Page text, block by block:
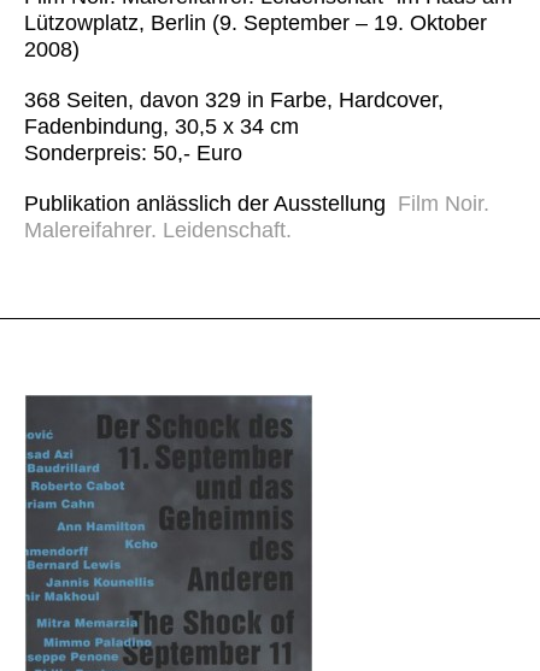
Lützowplatz, Berlin (9. September – 19. Oktober
2008)
368 Seiten, davon 329 in Farbe, Hardcover,
Fadenbindung, 30,5 x 34 cm
Sonderpreis: 50,- Euro
Publikation anlässlich der Ausstellung Film Noir.
Malereifahrer. Leidenschaft.